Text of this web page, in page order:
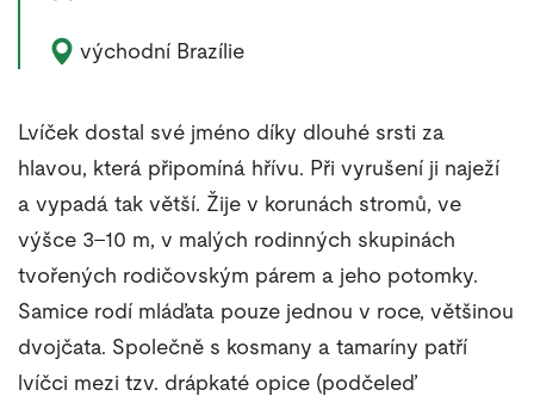
Výskyt zvířete:
východní Brazílie
Lvíček dostal své jméno díky dlouhé srsti za
hlavou, která připomíná hřívu. Při vyrušení ji naježí
a vypadá tak větší. Žije v korunách stromů, ve
výšce 3–10 m, v malých rodinných skupinách
tvořených rodičovským párem a jeho potomky.
Samice rodí mláďata pouze jednou v roce, většinou
dvojčata. Společně s kosmany a tamaríny patří
lvíčci mezi tzv. drápkaté opice (podčeleď